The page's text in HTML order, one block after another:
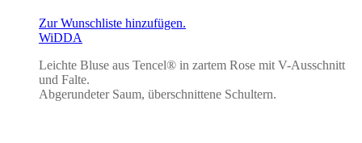
Zur Wunschliste hinzufügen.
WiDDA
Leichte Bluse aus Tencel® in zartem Rose mit V-Ausschnitt
und Falte.
Abgerundeter Saum, überschnittene Schultern.